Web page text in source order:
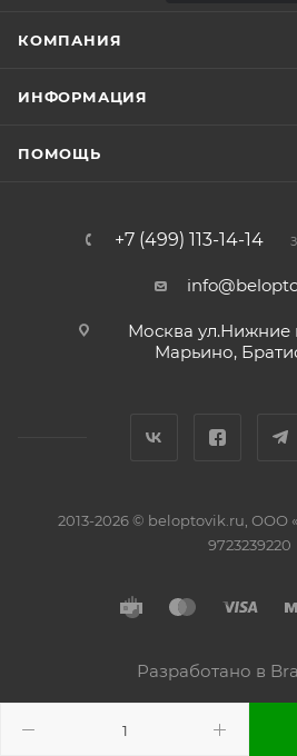
КОМПАНИЯ
ИНФОРМАЦИЯ
ПОМОЩЬ
+7 (499) 113-14-14
Москва ул.Нижние
Марьино,
2013-2026 © beloptovik.ru, ООО
9723239220
Разработано в